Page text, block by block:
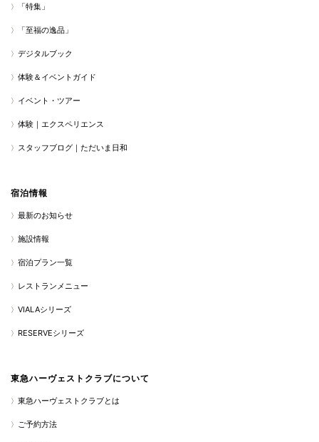
「特集」
「至福の逸品」
デジタルブック
体験＆イベントガイド
イベント・ツアー
体験｜エクスペリエンス
スタッフブログ｜ただいま日和
宿泊情報
最新のお知らせ
施設情報
宿泊プラン一覧
レストランメニュー
VIALAシリーズ
RESERVEシリーズ
東急ハーヴェストクラブについて
東急ハーヴェストクラブとは
ご予約方法